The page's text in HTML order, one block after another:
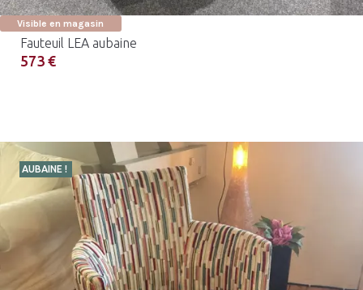
Visible en magasin
Fauteuil LEA aubaine
573 €
AUBAINE !